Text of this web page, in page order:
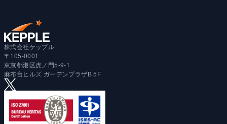
株式会社ケップル
〒105-0001
東京都港区虎ノ門5-9-1
麻布台ヒルズ ガーデンプラザB 5F